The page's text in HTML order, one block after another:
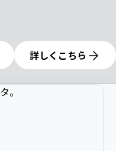
詳しくこちら